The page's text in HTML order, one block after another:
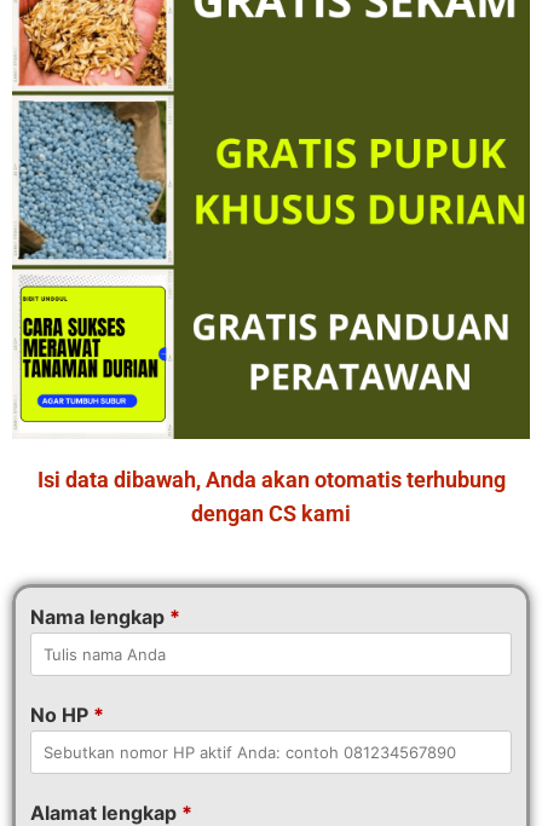
Isi data dibawah, Anda akan otomatis terhubung
dengan CS kami
Nama lengkap *
No HP *
Alamat lengkap *